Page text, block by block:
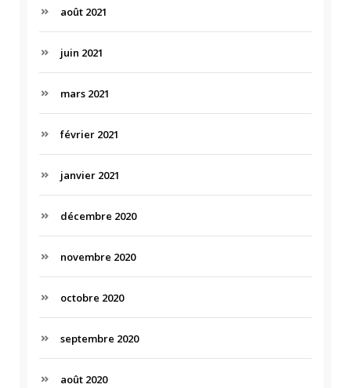
août 2021
juin 2021
mars 2021
février 2021
janvier 2021
décembre 2020
novembre 2020
octobre 2020
septembre 2020
août 2020